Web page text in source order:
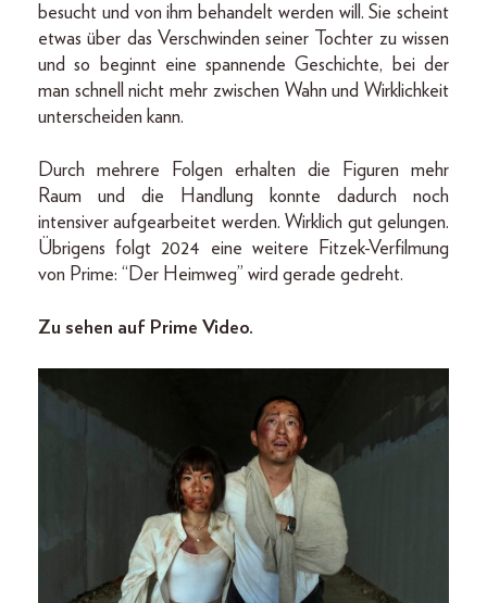
besucht und von ihm behandelt werden will. Sie scheint
etwas über das Verschwinden seiner Tochter zu wissen
und so beginnt eine spannende Geschichte, bei der
man schnell nicht mehr zwischen Wahn und Wirklichkeit
unterscheiden kann.
Durch mehrere Folgen erhalten die Figuren mehr
Raum und die Handlung konnte dadurch noch
intensiver aufgearbeitet werden. Wirklich gut gelungen.
Übrigens folgt 2024 eine weitere Fitzek-Verfilmung
von Prime: “Der Heimweg” wird gerade gedreht.
Zu sehen auf Prime Video.